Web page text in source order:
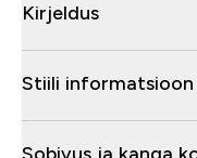
Kirjeldus
Stiili informatsioon
Sobivus ja kanga